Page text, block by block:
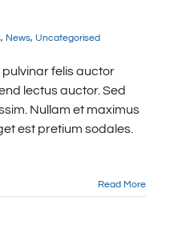
, News, Uncategorised
felis auctor
lectus auctor. Sed
Nullam et maximus
est pretium sodales.
Read More